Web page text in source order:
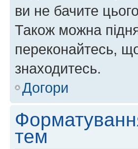
ви не бачите
Також можна
переконайтесь,
знаходитесь.
Догори
тем